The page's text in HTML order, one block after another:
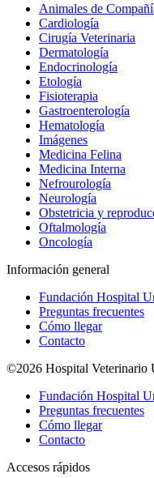
Animales de
Cardiología
Cirugía Veterinaria
Dermatología
Endocrinología
Etología
Fisioterapia
Gastroenterología
Hematología
Imágenes
Medicina Felina
Medicina Interna
Nefrourología
Neurología
Obstetricia y
Oftalmología
Oncología
Información general
Fundación Hospital
Preguntas frecuentes
Cómo llegar
Contacto
©2026 Hospital Veterinario
Fundación Hospital
Preguntas frecuentes
Cómo llegar
Contacto
Accesos rápidos